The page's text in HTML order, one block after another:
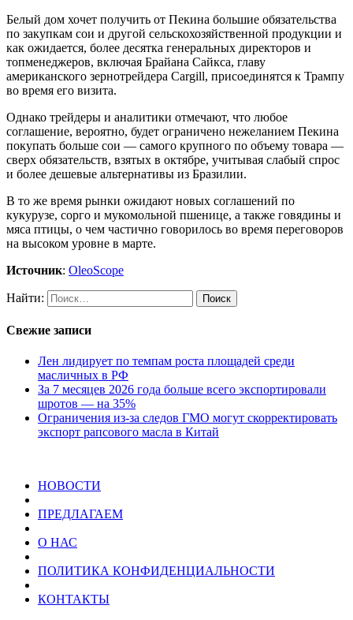
Белый дом хочет получить от Пекина большие обязательства
по закупкам сои и другой сельскохозяйственной продукции и
как ожидается, более десятка генеральных директоров и
топменеджеров, включая Брайана Сайкса, главу
американского зернотрейдера Cargill, присоединятся к Трампу
во время его визита.
Однако трейдеры и аналитики отмечают, что любое
соглашение, вероятно, будет ограничено нежеланием Пекина
покупать больше сои — самого крупного по объему товара —
сверх обязательств, взятых в октябре, учитывая слабый спрос
и более дешевые альтернативы из Бразилии.
В то же время рынки ожидают новых соглашений по
кукурузе, сорго и мукомольной пшенице, а также говядины и
мяса птицы, о чем частично говорилось во время переговоров
на высоком уровне в марте.
Источник: OleoScope
Найти:
Свежие записи
Лен лидирует по темпам роста площадей среди
масличных в РФ
За 7 месяцев 2026 года больше всего экспортировали
шротов — на 35%
Ограничения из-за следов ГМО могут скорректировать
экспорт рапсового масла в Китай
НОВОСТИ
ПРЕДЛАГАЕМ
О НАС
ПОЛИТИКА КОНФИДЕНЦИАЛЬНОСТИ
КОНТАКТЫ